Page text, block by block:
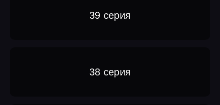
39 серия
38 серия